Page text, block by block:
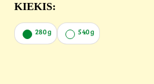
KIEKIS:
280 g 540 g